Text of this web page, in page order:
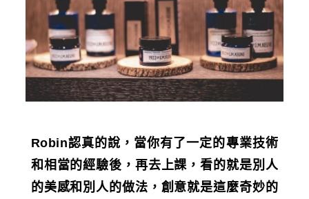
Robin認真的說，當你有了一定的專業技術
和相當的經驗後，再去上課，看的就是別人
的美感和別人的做法，創意就是這麼奇妙的